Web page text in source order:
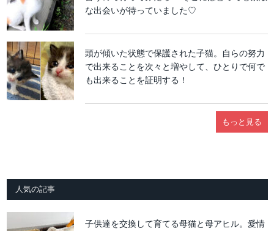
な出会いが待っていました♡
頭が傾いた状態で保護された子猫。自らの努力
で出来ることを次々と増やして、ひとりで何で
も出来ることを証明する！
もっと見る
人気の記事
子供達を交換して育てる母猫と母アヒル。愛情